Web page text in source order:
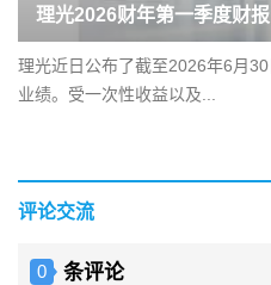
理光2026财年第一季度财
理光近日公布了截至2026年6月
业绩。受一次性收益以及...
评论交流
0 条评论